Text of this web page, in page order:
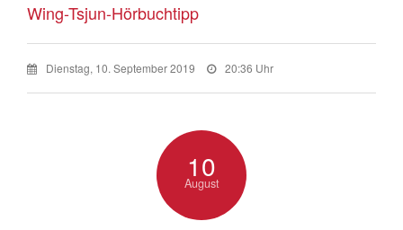
Wing-Tsjun-Hörbuchtipp
Dienstag, 10. September 2019 20:36 Uhr
10
August